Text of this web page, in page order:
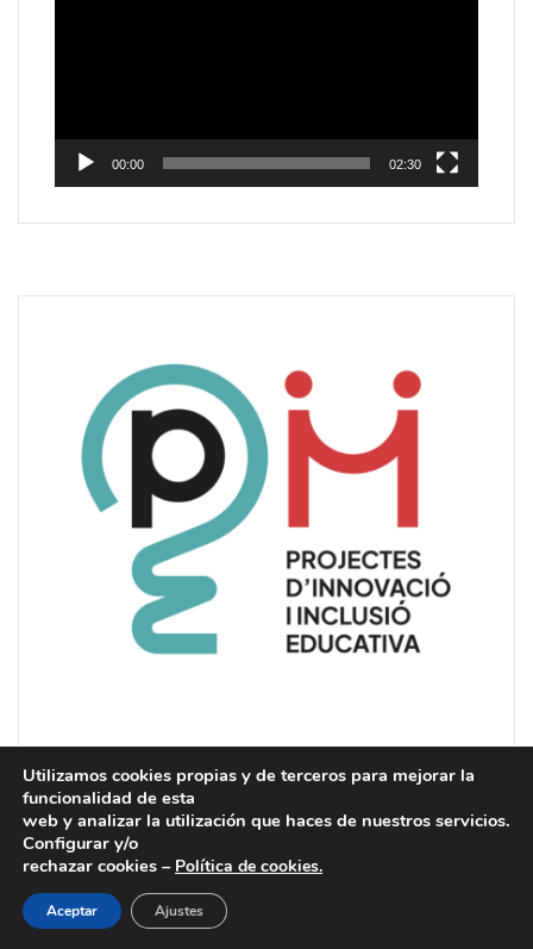
00:00 02:30
PUEDE ACCEDER A NUESTRO
Utilizamos cookies propias y de terceros para mejorar la
funcionalidad de esta
web y analizar la utilización que haces de nuestros servicios.
Configurar y/o
rechazar cookies – Política de cookies.
Aceptar Ajustes